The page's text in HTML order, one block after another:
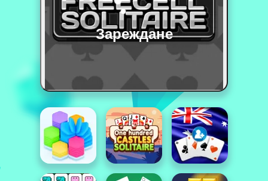
Зареждане